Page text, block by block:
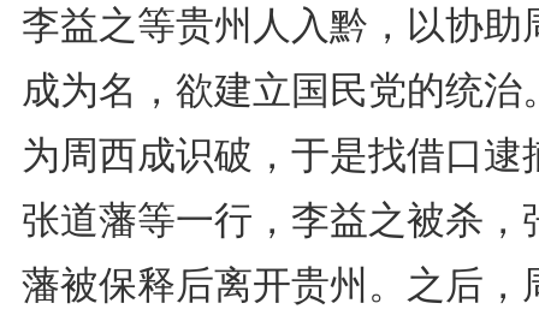
李益之等贵州人入黔，以协助
成为名，欲建立国民党的统治
为周西成识破，于是找借口逮
张道藩等一行，李益之被杀，
藩被保释后离开贵州。之后，